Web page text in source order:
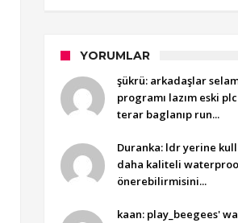
YORUMLAR
şükrü: arkadaşlar
programı lazım eski plc
terar baglanıp run...
Duranka: ldr yerine
daha kaliteli
önerebilirmisini...
kaan: play_beegees'